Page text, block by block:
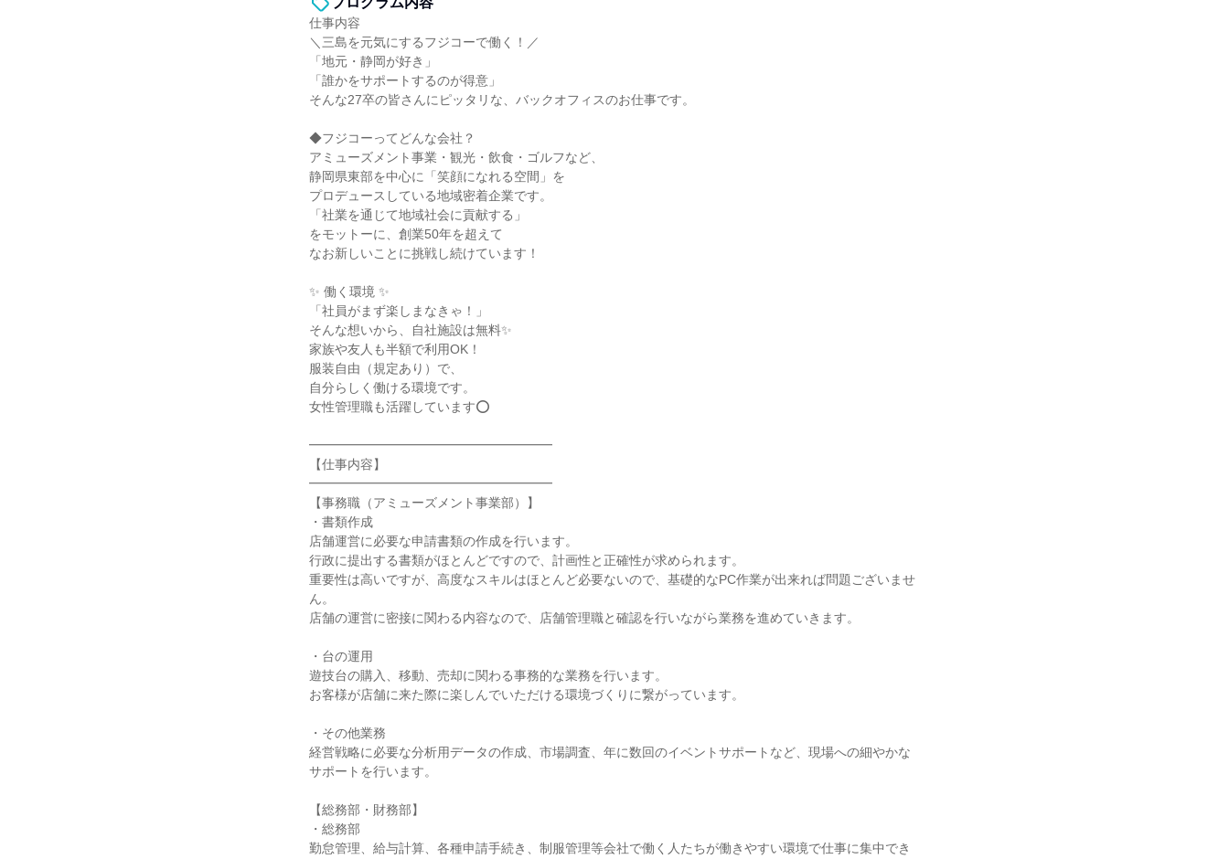
仕事内容
＼三島を元気にするフジコーで働く！／
「地元・静岡が好き」
「誰かをサポートするのが得意」
そんな27卒の皆さんにピッタリな、バックオフィスのお仕事です。
◆フジコーってどんな会社？
アミューズメント事業・観光・飲食・ゴルフなど、
静岡県東部を中心に「笑顔になれる空間」を
プロデュースしている地域密着企業です。
「社業を通じて地域社会に貢献する」
をモットーに、創業50年を超えて
なお新しいことに挑戦し続けています！
✨ 働く環境 ✨
「社員がまず楽しまなきゃ！」
そんな想いから、自社施設は無料✨
家族や友人も半額で利用OK！
服装自由（規定あり）で、
自分らしく働ける環境です。
女性管理職も活躍しています⭕
━━━━━━━━━━━━━━━━━━━
【仕事内容】
━━━━━━━━━━━━━━━━━━━
【事務職（アミューズメント事業部）】
・書類作成
店舗運営に必要な申請書類の作成を行います。
行政に提出する書類がほとんどですので、計画性と正確性が求められます。
重要性は高いですが、高度なスキルはほとんど必要ないので、基礎的なPC作業が出来れば問題ございませ
ん。
店舗の運営に密接に関わる内容なので、店舗管理職と確認を行いながら業務を進めていきます。
・台の運用
遊技台の購入、移動、売却に関わる事務的な業務を行います。
お客様が店舗に来た際に楽しんでいただける環境づくりに繋がっています。
・その他業務
経営戦略に必要な分析用データの作成、市場調査、年に数回のイベントサポートなど、現場への細やかな
サポートを行います。
【総務部・財務部】
・総務部
勤怠管理、給与計算、各種申請手続き、制服管理等会社で働く人たちが働きやすい環境で仕事に集中でき